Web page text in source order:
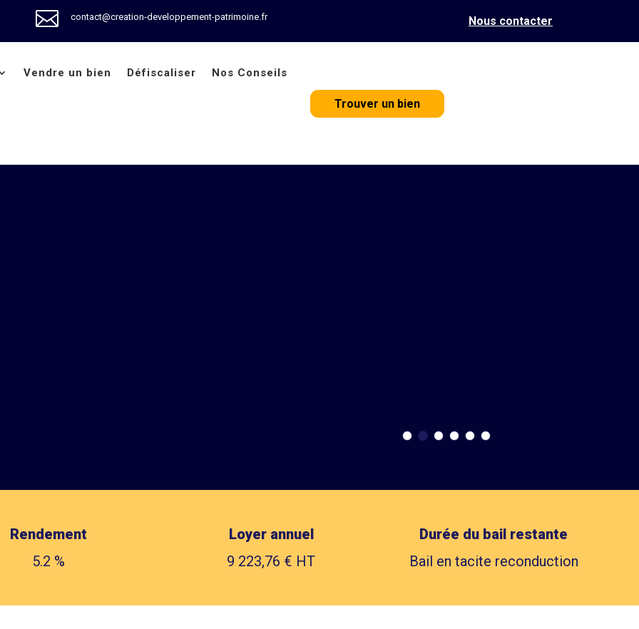
 contact@creation-developpement-patrimoine.fr Nous contacter
Vendre un bien Défiscaliser Nos Conseils
Trouver un bien
Rendement
5.2 %
Loyer annuel
9 223,76 € HT
Durée du bail restante
Bail en tacite reconduction